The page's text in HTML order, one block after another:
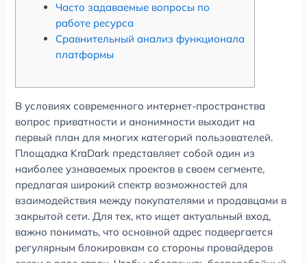
Часто задаваемые вопросы по
работе ресурса
Сравнительный анализ функционала
платформы
В условиях современного интернет-пространства
вопрос приватности и анонимности выходит на
первый план для многих категорий пользователей.
Площадка KraDark представляет собой один из
наиболее узнаваемых проектов в своем сегменте,
предлагая широкий спектр возможностей для
взаимодействия между покупателями и продавцами в
закрытой сети. Для тех, кто ищет актуальный вход,
важно понимать, что основной адрес подвергается
регулярным блокировкам со стороны провайдеров